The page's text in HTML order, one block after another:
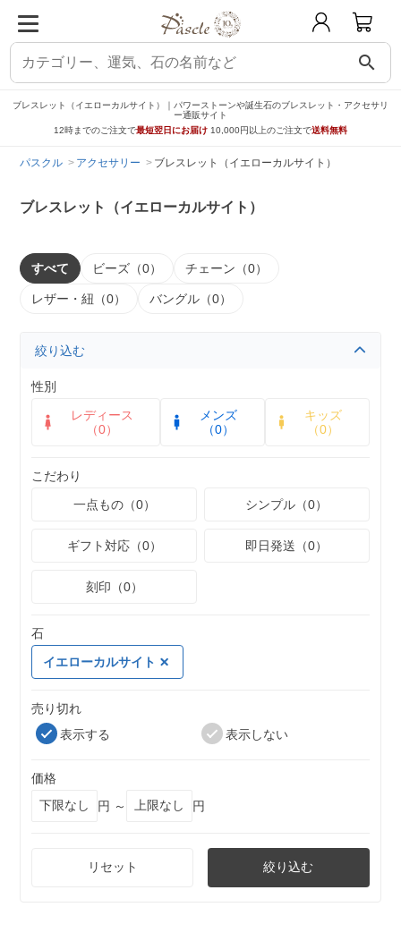
search
ブレスレット（イエローカルサイト）｜パワーストーンや誕生石のブレスレット・アクセサリ
ー通販サイト
12時までのご注文で最短翌日にお届け 10,000円以上のご注文で送料無料
パスクル アクセサリー ブレスレット（イエローカルサイト）
ブレスレット（イエローカルサイト）
すべて ビーズ（0） チェーン（0）
レザー・紐（0） バングル（0）
絞り込む
性別
レディース
（0）
メンズ
（0）
キッズ
（0）
こだわり
一点もの（0）
シンプル（0）
ギフト対応（0） 即日発送（0）
刻印（0）
石
イエローカルサイト
売り切れ
表示する
表示しない
価格
円 ～
円
リセット 絞り込む